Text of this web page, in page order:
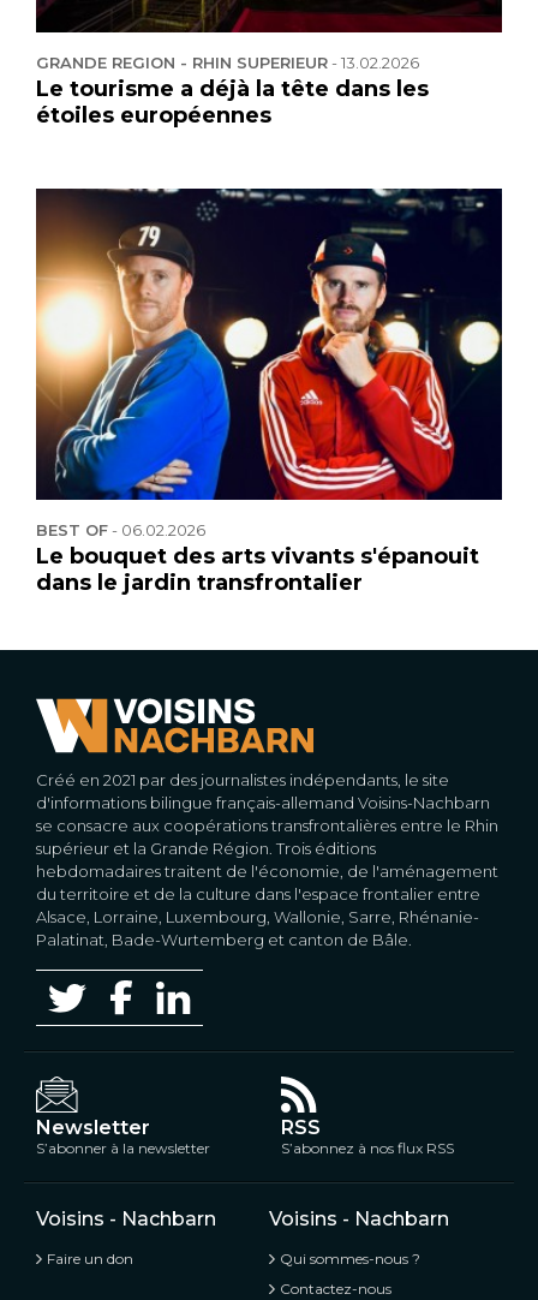
GRANDE REGION - RHIN SUPERIEUR-13.02.2026
Le tourisme a déjà la tête dans les
étoiles européennes
BEST OF- 06.02.2026
Le bouquet des arts vivants s'épanouit
dans le jardin transfrontalier
Créé en 2021 par des journalistes indépendants, le site
d'informations bilingue français-allemand Voisins-Nachbarn
se consacre aux coopérations transfrontalières entre le Rhin
supérieur et la Grande Région. Trois éditions
hebdomadaires traitent de l'économie, de l'aménagement
du territoire et de la culture dans l'espace frontalier entre
Alsace, Lorraine, Luxembourg, Wallonie, Sarre, Rhénanie-
Palatinat, Bade-Wurtemberg et canton de Bâle.
Newsletter
S’abonner à la newsletter
RSS
S’abonnez à nos flux RSS
Voisins - Nachbarn
Faire un don
Voisins - Nachbarn
Qui sommes-nous ?
Contactez-nous